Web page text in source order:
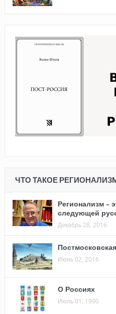
ЧТО ТАКОЕ
Регионализм –
следующей
Декабрь 28, 2016
Июнь 02, 2016
О Россиях
Июль 01, 1990